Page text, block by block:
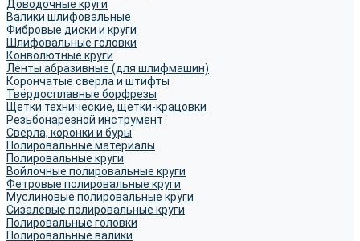
Доводочные круги
Валики шлифовальные
Фибровые диски и круги
Шлифовальные головки
Конволютные круги
Ленты абразивные (для шлифмашин)
Корончатые сверла и штифты
Твёрдосплавные борфрезы
Щетки технические, щетки-крацовки
Резьбонарезной инструмент
Сверла, коронки и буры
Полировальные материалы
Полировальные круги
Войлочные полировальные круги
Фетровые полировальные круги
Муслиновые полировальные круги
Cизалевые полировальные круги
Полировальные головки
Полировальные валики